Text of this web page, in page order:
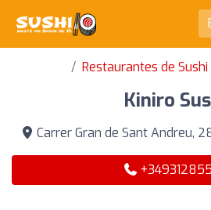
Restaurantes de
Kiniro
Carrer Gran de Sant Andreu,